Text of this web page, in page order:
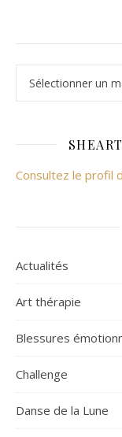
Consultez le profil
Actualités
Art thérapie
Blessures
Challenge
Danse de la Lune